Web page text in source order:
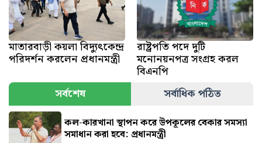
মাতারবাড়ী কয়লা বিদ্যুৎকেন্দ্র
পরিদর্শন করলেন প্রধানমন্ত্রী
রাষ্ট্রপতি পদে দুটি
মনোনয়নপত্র সংগ্রহ করল
বিএনপি
সর্বশেষ
সর্বাধিক পঠিত
কল-কারখানা স্থাপন করে উপকূলের বেকার সমস্যা
সমাধান করা হবে: প্রধানমন্ত্রী